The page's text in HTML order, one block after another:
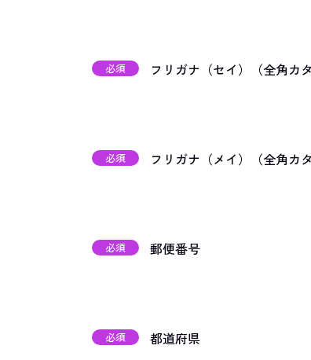
必須 フリガナ（セイ）（全角カタ
必須 フリガナ（メイ）（全角カタ
必須 郵便番号
必須 都道府県